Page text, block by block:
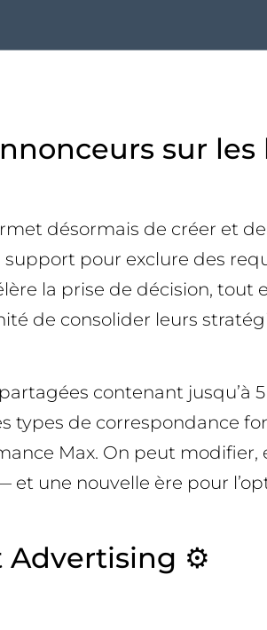
sur les
désormais de créer et
pour exclure des
la prise de décision, tout
de consolider leurs
contenant jusqu’à
types de correspondance
Max. On peut modifier,
une nouvelle ère pour
Advertising ⚙️